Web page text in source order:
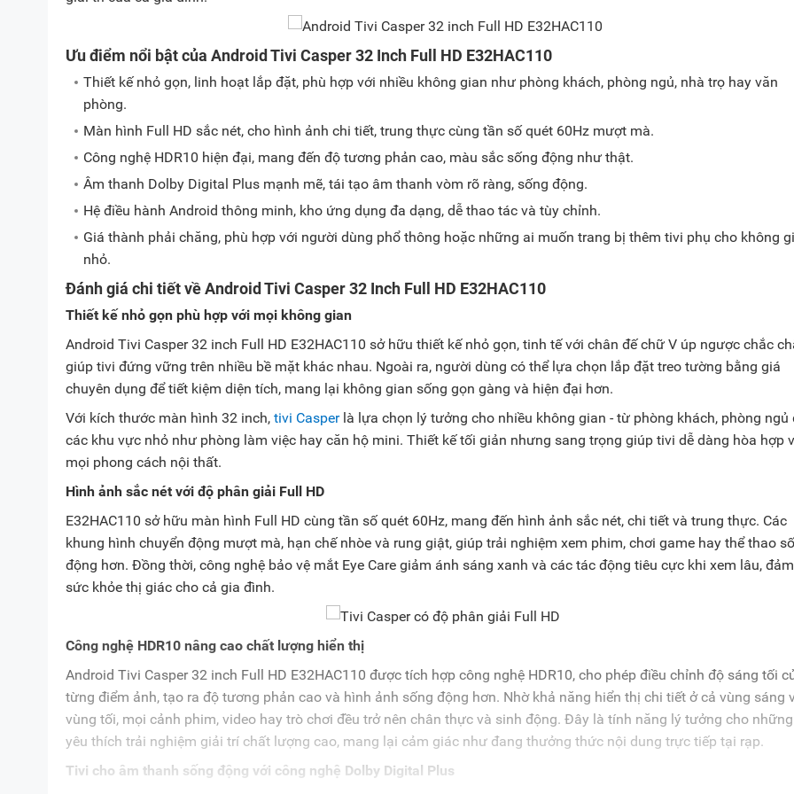
Ưu điểm nổi bật của Android Tivi Casper 32 Inch Full HD E32HAC110
Thiết kế nhỏ gọn, linh hoạt lắp đặt, phù hợp với nhiều không gian như phòng khách, phòng ngủ, nhà trọ hay văn
phòng.
Màn hình Full HD sắc nét, cho hình ảnh chi tiết, trung thực cùng tần số quét 60Hz mượt mà.
Công nghệ HDR10 hiện đại, mang đến độ tương phản cao, màu sắc sống động như thật.
Âm thanh Dolby Digital Plus mạnh mẽ, tái tạo âm thanh vòm rõ ràng, sống động.
Hệ điều hành Android thông minh, kho ứng dụng đa dạng, dễ thao tác và tùy chỉnh.
Giá thành phải chăng, phù hợp với người dùng phổ thông hoặc những ai muốn trang bị thêm tivi phụ cho không
nhỏ.
Đánh giá chi tiết về Android Tivi Casper 32 Inch Full HD E32HAC110
Thiết kế nhỏ gọn phù hợp với mọi không gian
Android Tivi Casper 32 inch Full HD E32HAC110 sở hữu thiết kế nhỏ gọn, tinh tế với chân đế chữ V úp ngược chắc
giúp tivi đứng vững trên nhiều bề mặt khác nhau. Ngoài ra, người dùng có thể lựa chọn lắp đặt treo tường bằng giá
chuyên dụng để tiết kiệm diện tích, mang lại không gian sống gọn gàng và hiện đại hơn.
Với kích thước màn hình 32 inch, tivi Casperlà lựa chọn lý tưởng cho nhiều không gian - từ phòng khách, phòng ngủ
các khu vực nhỏ như phòng làm việc hay căn hộ mini. Thiết kế tối giản nhưng sang trọng giúp tivi dễ dàng hòa hợp
mọi phong cách nội thất.
Hình ảnh sắc nét với độ phân giải Full HD
E32HAC110 sở hữu màn hình Full HD cùng tần số quét 60Hz, mang đến hình ảnh sắc nét, chi tiết và trung thực. Các
khung hình chuyển động mượt mà, hạn chế nhòe và rung giật, giúp trải nghiệm xem phim, chơi game hay thể thao
động hơn. Đồng thời, công nghệ bảo vệ mắt Eye Care giảm ánh sáng xanh và các tác động tiêu cực khi xem lâu,
sức khỏe thị giác cho cả gia đình.
Công nghệ HDR10 nâng cao chất lượng hiển thị
Android Tivi Casper 32 inch Full HD E32HAC110 được tích hợp công nghệ HDR10, cho phép điều chỉnh độ sáng tối
từng điểm ảnh, tạo ra độ tương phản cao và hình ảnh sống động hơn. Nhờ khả năng hiển thị chi tiết ở cả vùng sáng
vùng tối, mọi cảnh phim, video hay trò chơi đều trở nên chân thực và sinh động. Đây là tính năng lý tưởng cho
yêu thích trải nghiệm giải trí chất lượng cao, mang lại cảm giác như đang thưởng thức nội dung trực tiếp tại rạp.
Tivi cho âm thanh sống động với công nghệ Dolby Digital Plus